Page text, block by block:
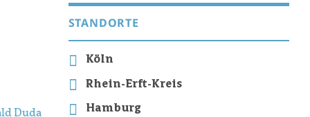
STANDORTE
Köln
Rhein-Erft-Kreis
Hamburg